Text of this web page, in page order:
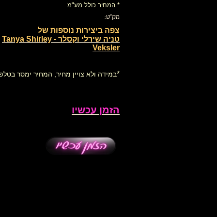
* המחיר כולל מע"מ
מק"ט:
צפה ביצירות נוספות של
טניה שירלי וקסלר - Tanya Shirley
Veksler
*במידה ולא צויין מחיר, המחיר ימסר
הזמן עכשיו